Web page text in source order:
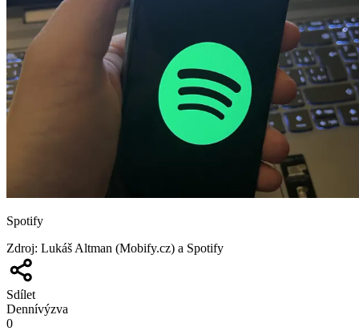
Spotify
Zdroj: Lukáš Altman (Mobify.cz) a Spotify
Sdílet
Dennívýzva
0